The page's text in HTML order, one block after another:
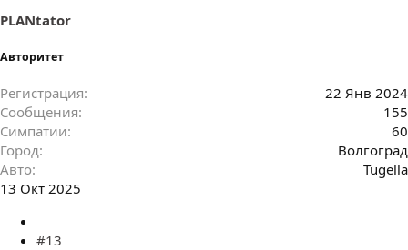
PLANtator
Авторитет
Регистрация
22 Янв 2024
Сообщения
155
Симпатии
60
Город
Волгоград
Авто
Tugella
13 Окт 2025
#13